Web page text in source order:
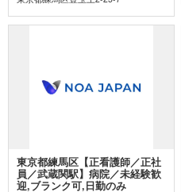
東京都練馬区【正看護師／正社
員／武蔵関駅】病院／未経験歓
迎,ブランク可,日勤のみ